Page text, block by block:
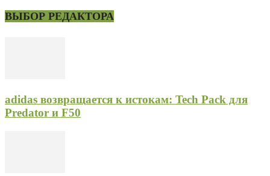
ВЫБОР РЕДАКТОРА
adidas возвращается к истокам: Tech Pack для
Predator и F50